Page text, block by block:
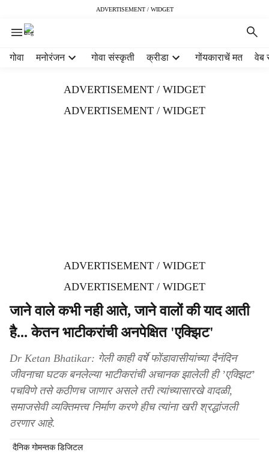
ADVERTISEMENT / WIDGET
गोवा मनोरंजन गोवा संस्कृती क्रीडा गोंयकाराचें मत वेब
ADVERTISEMENT / WIDGET
ADVERTISEMENT / WIDGET
ADVERTISEMENT / WIDGET
ADVERTISEMENT / WIDGET
जाने वाले कभी नही आते, जाने वालों की याद आती
है... केतन भाटीकरांची अनपेक्षित 'एक्झिट'
Dr Ketan Bhatikar: गेली काही वर्षे फोंडावासीयांच्या दैनंदिन
जीवनाचा घटक बनलेल्या भाटीकरांची अचानक झालेली ही ’एक्झिट’
पचविणे तसे कठीणच जाणार असले तरी त्यांच्यासारखे वादळी,
समाजसेवी व्यक्तिमत्त्व निर्माण करणे हीच त्यांना खरी श्रद्धांजली
ठरणार आहे.
दैनिक गोमन्तक डिजिटल